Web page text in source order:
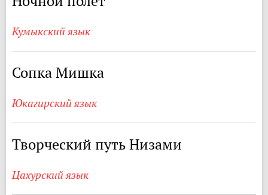
Кумыкский язык
Сопка Мишка
Юкагирский язык
Творческий путь Низами
Цахурский язык